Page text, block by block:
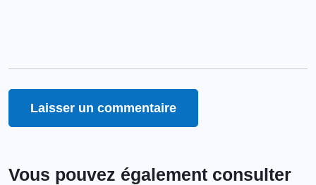
Vous pouvez également consulter